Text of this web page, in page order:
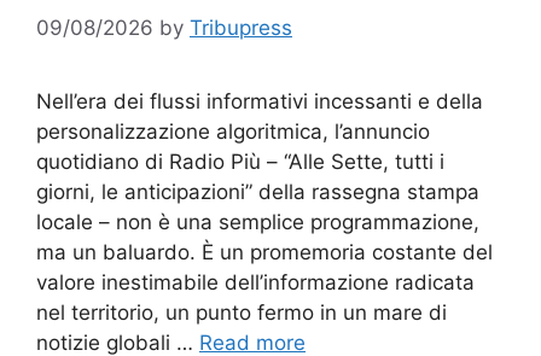
09/08/2026 by Tribupress
Nell’era dei flussi informativi incessanti e della
personalizzazione algoritmica, l’annuncio
quotidiano di Radio Più – “Alle Sette, tutti i
giorni, le anticipazioni” della rassegna stampa
locale – non è una semplice programmazione,
ma un baluardo. È un promemoria costante del
valore inestimabile dell’informazione radicata
nel territorio, un punto fermo in un mare di
notizie globali … Read more